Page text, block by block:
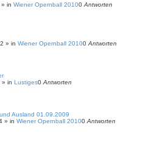
» in Wiener Opernball 20100 Antworten
» in Wiener Opernball 20100 Antworten
» in Lustiges0 Antworten
Ausland 01.09.2009
» in Wiener Opernball 20100 Antworten